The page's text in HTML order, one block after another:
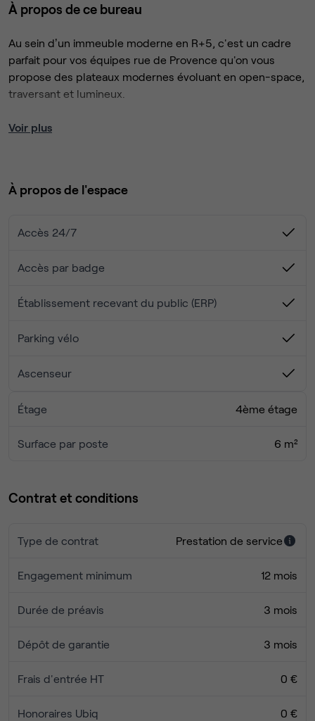
À propos de ce bureau
Au sein dʼun immeuble moderne en R+5, c'est un cadre
parfait pour vos équipes rue de Provence qu'on vous
propose des plateaux modernes évoluant en open-space,
traversant et lumineux.
Lʼimmeuble bénéficie dʼun :
Équipé de salles de réunion et phonebooths
Vitré tout hauteur
Accueil
Disponibilité : Novembre 2026
Voir plus
À propos de l'espace
Accès 24/7
Accès par badge
Établissement recevant du public (ERP)
Parking vélo
Ascenseur
Étage 4ème étage
Surface par poste 6 m²
Contrat et conditions
Type de contrat Prestation de service
Engagement minimum 12 mois
Durée de préavis 3 mois
Dépôt de garantie 3 mois
Frais d'entrée HT 0 €
Honoraires Ubiq 0 €